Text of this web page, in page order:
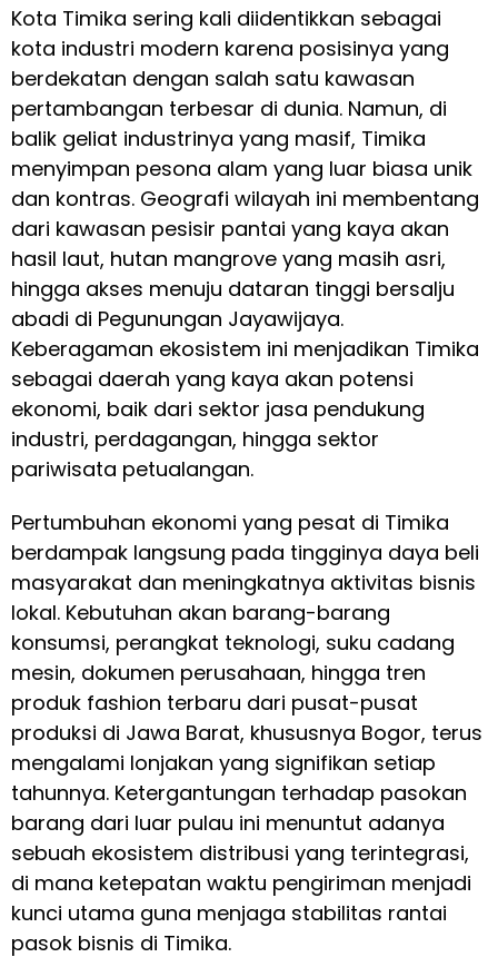
Kota Timika sering kali diidentikkan sebagai
kota industri modern karena posisinya yang
berdekatan dengan salah satu kawasan
pertambangan terbesar di dunia. Namun, di
balik geliat industrinya yang masif, Timika
menyimpan pesona alam yang luar biasa unik
dan kontras. Geografi wilayah ini membentang
dari kawasan pesisir pantai yang kaya akan
hasil laut, hutan mangrove yang masih asri,
hingga akses menuju dataran tinggi bersalju
abadi di Pegunungan Jayawijaya.
Keberagaman ekosistem ini menjadikan Timika
sebagai daerah yang kaya akan potensi
ekonomi, baik dari sektor jasa pendukung
industri, perdagangan, hingga sektor
pariwisata petualangan.
Pertumbuhan ekonomi yang pesat di Timika
berdampak langsung pada tingginya daya beli
masyarakat dan meningkatnya aktivitas bisnis
lokal. Kebutuhan akan barang-barang
konsumsi, perangkat teknologi, suku cadang
mesin, dokumen perusahaan, hingga tren
produk fashion terbaru dari pusat-pusat
produksi di Jawa Barat, khususnya Bogor, terus
mengalami lonjakan yang signifikan setiap
tahunnya. Ketergantungan terhadap pasokan
barang dari luar pulau ini menuntut adanya
sebuah ekosistem distribusi yang terintegrasi,
di mana ketepatan waktu pengiriman menjadi
kunci utama guna menjaga stabilitas rantai
pasok bisnis di Timika.